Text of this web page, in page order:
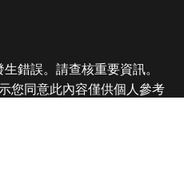
錯誤。請查核重要資訊。
您同意此內容僅供個人參考